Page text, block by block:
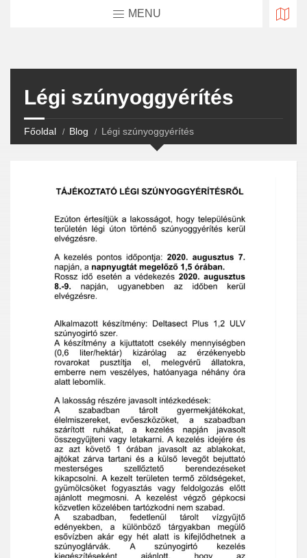
MENU
Légi szúnyoggyérítés
Főoldal Blog Légi szúnyoggyérítés